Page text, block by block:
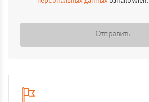
Отправить